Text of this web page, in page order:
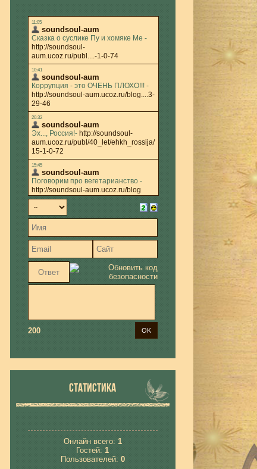
200
СТАТИСТИКА
Онлайн всего: 1
Гостей:1
Пользователей: 0